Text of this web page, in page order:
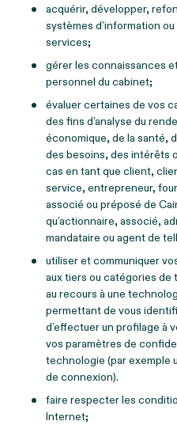
acquérir, développer,
systèmes d’information
services;
gérer les connaissances
personnel du cabinet;
évaluer certaines de vos
des fins d’analyse du
économique, de la santé,
des besoins, des intérêts
cas en tant que client,
service, entrepreneur,
associé ou préposé de
qu’actionnaire, associé,
mandataire ou agent de
utiliser et communiquer
aux tiers ou catégories
au recours à une
permettant de vous
d’effectuer un profilage à
vos paramètres de
technologie (par exemple
de connexion).
faire respecter les
Internet;